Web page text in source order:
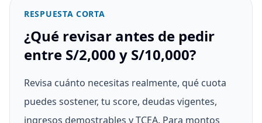
RESPUESTA CORTA
¿Qué revisar antes de pedir
entre S/2,000 y S/10,000?
Revisa cuánto necesitas realmente, qué cuota
puedes sostener, tu score, deudas vigentes,
ingresos demostrables y TCEA. Para montos